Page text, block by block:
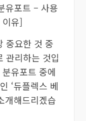
유포트 – 사용
유]
중요한 것 중
관리하는 것입
유포트 중에
‘듀플렉스 베
개해드리겠습